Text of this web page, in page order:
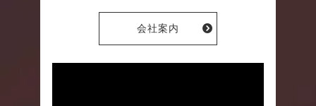
会社案内